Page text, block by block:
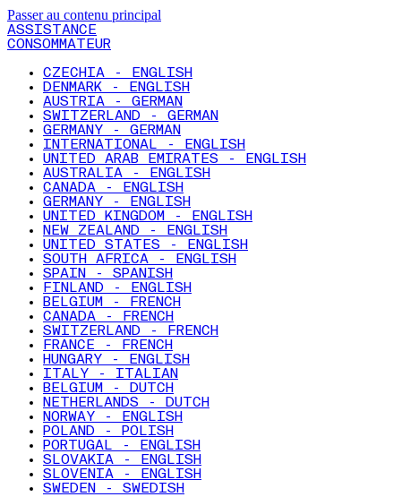
Passer au contenu principal
ASSISTANCE
CONSOMMATEUR
CZECHIA - ENGLISH
DENMARK - ENGLISH
AUSTRIA - GERMAN
SWITZERLAND - GERMAN
GERMANY - GERMAN
INTERNATIONAL - ENGLISH
UNITED ARAB EMIRATES - ENGLISH
AUSTRALIA - ENGLISH
CANADA - ENGLISH
GERMANY - ENGLISH
UNITED KINGDOM - ENGLISH
NEW ZEALAND - ENGLISH
UNITED STATES - ENGLISH
SOUTH AFRICA - ENGLISH
SPAIN - SPANISH
FINLAND - ENGLISH
BELGIUM - FRENCH
CANADA - FRENCH
SWITZERLAND - FRENCH
FRANCE - FRENCH
HUNGARY - ENGLISH
ITALY - ITALIAN
BELGIUM - DUTCH
NETHERLANDS - DUTCH
NORWAY - ENGLISH
POLAND - POLISH
PORTUGAL - ENGLISH
SLOVAKIA - ENGLISH
SLOVENIA - ENGLISH
SWEDEN - SWEDISH